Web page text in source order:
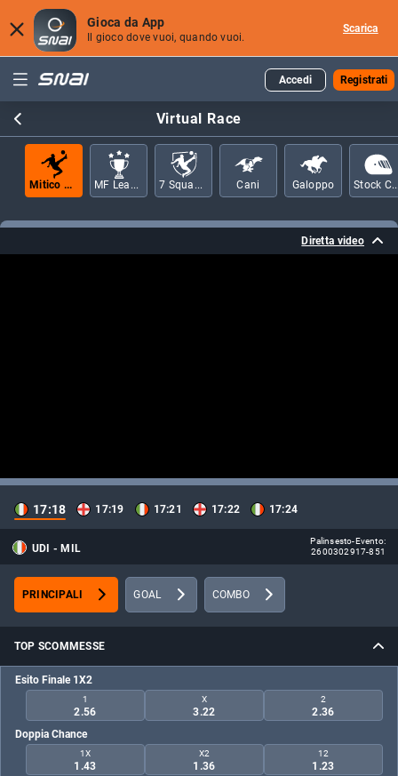
Gioca da App
Il gioco dove vuoi, quando vuoi.
Scarica
Accedi Registrati
Virtual Race
Mitico Football MF League 7 Squadre Cani Galoppo Stock
Diretta video
is
This
modal
window.
The media could not be loaded, either because the server
or network failed or because the format is not supported.
17:18 17:19 17:21 17:22 17:24
UDI - MIL
Palinsesto-Evento:
2600302917-851
PRINCIPALI GOAL COMBO
TOP SCOMMESSE
Esito Finale 1X2
1
2.56
X
3.22
2
2.36
Doppia Chance
1X
1.43
X2
1.36
12
1.23